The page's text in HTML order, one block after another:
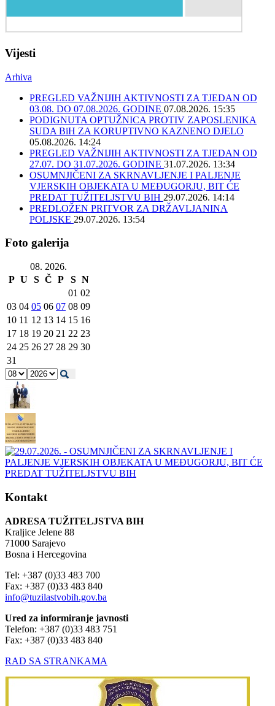
Vijesti
Arhiva
PREGLED VAŽNIJIH AKTIVNOSTI ZA TJEDAN OD
03.08. DO 07.08.2026. GODINE 07.08.2026. 15:35
PODIGNUTA OPTUŽNICA PROTIV ZAPOSLENIKA
SUDA BiH ZA KORUPTIVNO KAZNENO DJELO
05.08.2026. 14:24
PREGLED VAŽNIJIH AKTIVNOSTI ZA TJEDAN OD
27.07. DO 31.07.2026. GODINE 31.07.2026. 13:34
OSUMNJIČENI ZA SKRNAVLJENJE I PALJENJE
VJERSKIH OBJEKATA U MEĐUGORJU, BIT ĆE
PREDAT TUŽITELJSTVU BIH 29.07.2026. 14:14
PREDLOŽEN PRITVOR ZA DRŽAVLJANINA
POLJSKE 29.07.2026. 13:54
Foto galerija
08. 2026.
P U S Č P S N
01 02
03 04 05 06 07 08 09
10 11 12 13 14 15 16
17 18 19 20 21 22 23
24 25 26 27 28 29 30
31
Kontakt
ADRESA TUŽITELJSTVA BIH
Kraljice Jelene 88
71000 Sarajevo
Bosna i Hercegovina
Tel: +387 (0)33 483 700
Fax: +387 (0)33 483 840
info@tuzilastvobih.gov.ba
Ured za informiranje javnosti
Telefon: +387 (0)33 483 751
Fax: +387 (0)33 483 840
RAD SA STRANKAMA